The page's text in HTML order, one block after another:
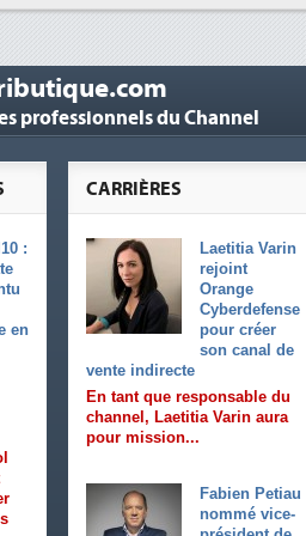
professionnels du Channel
CARRIÈRES
Laetitia Varin
rejoint
Orange
Cyberdefense
pour créer
son canal de
vente indirecte
En tant que responsable du
channel, Laetitia Varin aura
pour mission...
Fabien Petiau
nommé vice-
:
en